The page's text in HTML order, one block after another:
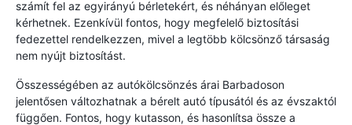
számít fel az egyirányú bérletekért, és néhányan előleget
kérhetnek. Ezenkívül fontos, hogy megfelelő biztosítási
fedezettel rendelkezzen, mivel a legtöbb kölcsönző társaság
nem nyújt biztosítást.
Összességében az autókölcsönzés árai Barbadoson
jelentősen változhatnak a bérelt autó típusától és az évszaktól
függően. Fontos, hogy kutasson, és hasonlítsa össze a